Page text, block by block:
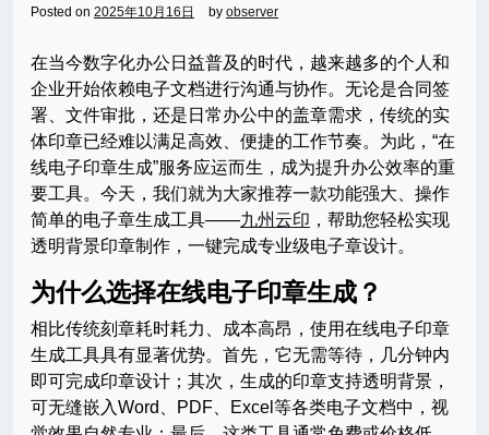
Posted on 2025年10月16日 by observer
在当今数字化办公日益普及的时代，越来越多的个人和
企业开始依赖电子文档进行沟通与协作。无论是合同签
署、文件审批，还是日常办公中的盖章需求，传统的实
体印章已经难以满足高效、便捷的工作节奏。为此，“在
线电子印章生成”服务应运而生，成为提升办公效率的重
要工具。今天，我们就为大家推荐一款功能强大、操作
简单的电子章生成工具——九州云印 ，帮助您轻松实现
透明背景印章制作，一键完成专业级电子章设计。
为什么选择在线电子印章生成？
相比传统刻章耗时耗力、成本高昂，使用在线电子印章
生成工具具有显著优势。首先，它无需等待，几分钟内
即可完成印章设计；其次，生成的印章支持透明背景，
可无缝嵌入Word、PDF、Excel等各类电子文档中，视